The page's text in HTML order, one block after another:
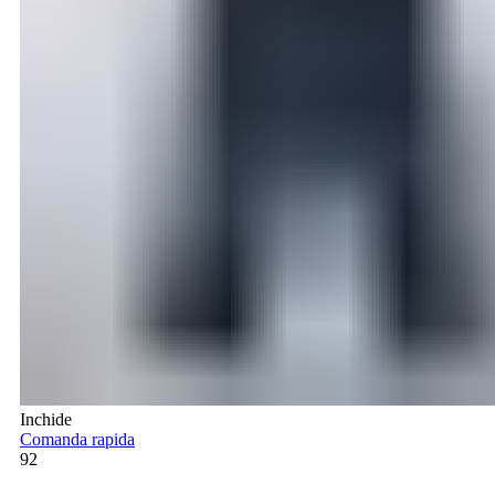
Inchide
Comanda rapida
92